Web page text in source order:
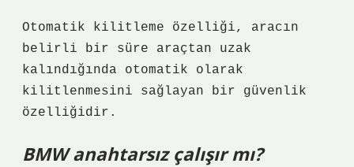
Otomatik kilitleme özelliği, aracın
belirli bir süre araçtan uzak
kalındığında otomatik olarak
kilitlenmesini sağlayan bir güvenlik
özelliğidir.
BMW anahtarsız çalışır mı?